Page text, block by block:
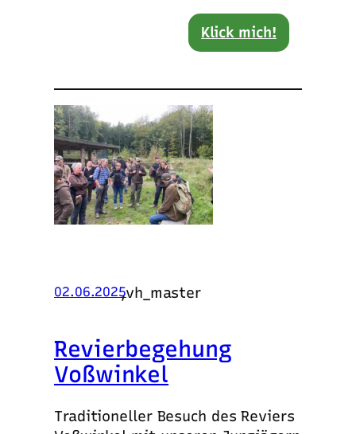
Klick mich!
02.06.2025
,vh_master
Revierbegehung
Voßwinkel
Traditioneller Besuch des Reviers